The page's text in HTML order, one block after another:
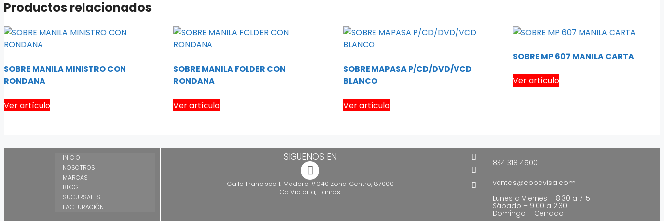
Productos relacionados
SOBRE MANILA MINISTRO CON
RONDANA
Ver artículo
SOBRE MANILA FOLDER CON
RONDANA
Ver artículo
SOBRE MAPASA P/CD/DVD/VCD
BLANCO
Ver artículo
SOBRE MP 607 MANILA CARTA
Ver artículo
INICIO
NOSOTROS
MARCAS
BLOG
SUCURSALES
FACTURACIÓN
SIGUENOS EN
Calle Francisco I. Madero #940 Zona Centro, 87000
Cd Victoria, Tamps.
834 318 4500
ventas@copavisa.com
Lunes a Viernes – 8:30 a 7:15
Sábado – 9:00 a 2:30
Domingo – Cerrado